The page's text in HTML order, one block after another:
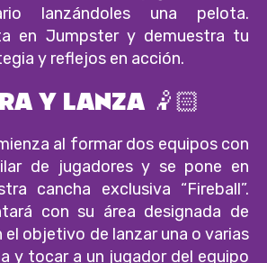
lanzándoles una pelota.
en Jumpster y demuestra tu
y reflejos en acción.
Y LANZA 🤾🏻
al formar dos equipos con
de jugadores y se pone en
cancha exclusiva “Fireball”.
con su área designada de
objetivo de lanzar una o varias
y tocar a un jugador del equipo